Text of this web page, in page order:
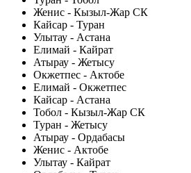
Женис - Кызыл-Жар СК
Кайсар - Туран
Улытау - Астана
Елимай - Кайрат
Атырау - Жетысу
Окжетпес - Актобе
Елимай - Окжетпес
Кайсар - Астана
Тобол - Кызыл-Жар СК
Туран - Жетысу
Атырау - Ордабасы
Женис - Актобе
Улытау - Кайрат